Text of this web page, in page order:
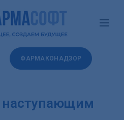
ФАРМАКОНАДЗОР
наступающим